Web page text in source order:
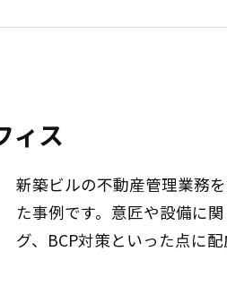
ィス
新築ビルの不動産管理業務
た事例です。意匠や設備に
グ、BCP対策といった点に